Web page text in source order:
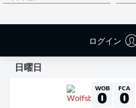
ログイン
4 0
日曜日
WOB
0 FCA
0